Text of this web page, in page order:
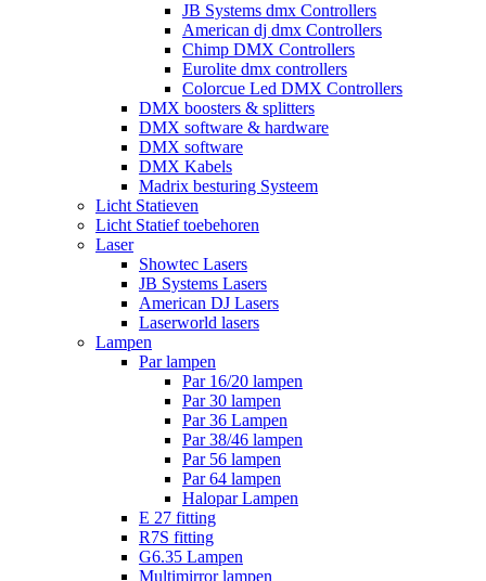
JB Systems dmx Controllers
American dj dmx Controllers
Chimp DMX Controllers
Eurolite dmx controllers
Colorcue Led DMX Controllers
DMX boosters & splitters
DMX software & hardware
DMX software
DMX Kabels
Madrix besturing Systeem
Licht Statieven
Licht Statief toebehoren
Laser
Showtec Lasers
JB Systems Lasers
American DJ Lasers
Laserworld lasers
Lampen
Par lampen
Par 16/20 lampen
Par 30 lampen
Par 36 Lampen
Par 38/46 lampen
Par 56 lampen
Par 64 lampen
Halopar Lampen
E 27 fitting
R7S fitting
G6.35 Lampen
Multimirror lampen